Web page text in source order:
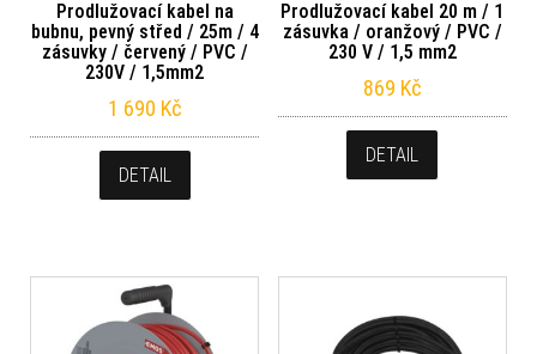
Prodlužovací kabel na
bubnu, pevný střed / 25m / 4
zásuvky / červený / PVC /
230V / 1,5mm2
1 690 Kč
DETAIL
Prodlužovací kabel 20 m / 1
zásuvka / oranžový / PVC /
230 V / 1,5 mm2
869 Kč
DETAIL